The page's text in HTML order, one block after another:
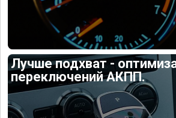
Лучше подхват -
переключений АКПП.